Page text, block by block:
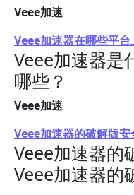
Veee加速
Veee加速器在哪些平台
Veee加速器是
哪些？
Veee加速
Veee加速器的破解版安
Veee加速器的
Veee加速器的